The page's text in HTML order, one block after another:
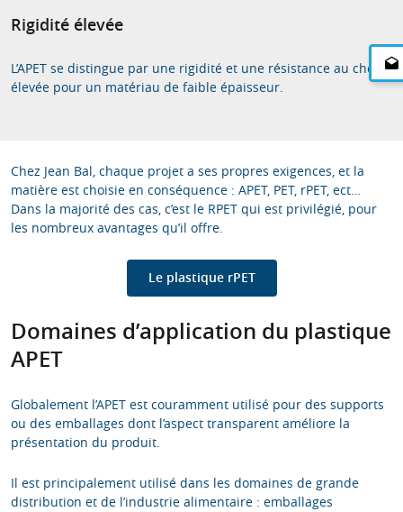
Rigidité élevée
L’APET se distingue par une rigidité et une résistance au choc
élevée pour un matériau de faible épaisseur.
Chez Jean Bal, chaque projet a ses propres exigences, et la
matière est choisie en conséquence : APET, PET, rPET, ect…
Dans la majorité des cas, c’est le RPET qui est privilégié, pour
les nombreux avantages qu’il offre.
Le plastique rPET
Domaines d’application du plastique
APET
Globalement l’APET est couramment utilisé pour des supports
ou des emballages dont l’aspect transparent améliore la
présentation du produit.
Il est principalement utilisé dans les domaines de grande
distribution et de l’industrie alimentaire : emballages